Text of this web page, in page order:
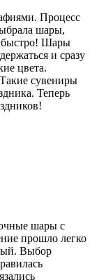
Процесс
шары,
быстро! Шары
и сразу
цвета.
сувениры
Теперь
шары с
прошло легко
Выбор